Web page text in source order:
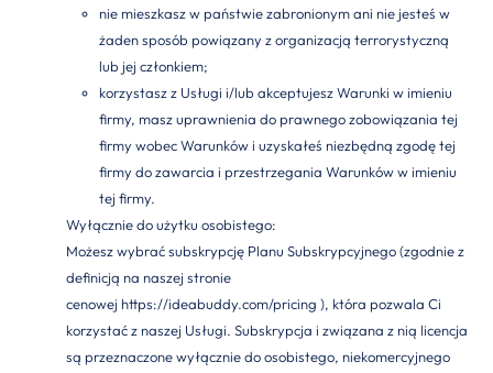
nie mieszkasz w państwie zabronionym ani nie jesteś w
żaden sposób powiązany z organizacją terrorystyczną
lub jej członkiem;
korzystasz z Usługi i/lub akceptujesz Warunki w imieniu
firmy, masz uprawnienia do prawnego zobowiązania tej
firmy wobec Warunków i uzyskałeś niezbędną zgodę tej
firmy do zawarcia i przestrzegania Warunków w imieniu
tej firmy.
Wyłącznie do użytku osobistego:
Możesz wybrać subskrypcję Planu Subskrypcyjnego (zgodnie z
definicją na naszej stronie
cenowej https://ideabuddy.com/pricing ), która pozwala Ci
korzystać z naszej Usługi. Subskrypcja i związana z nią licencja
są przeznaczone wyłącznie do osobistego, niekomercyjnego